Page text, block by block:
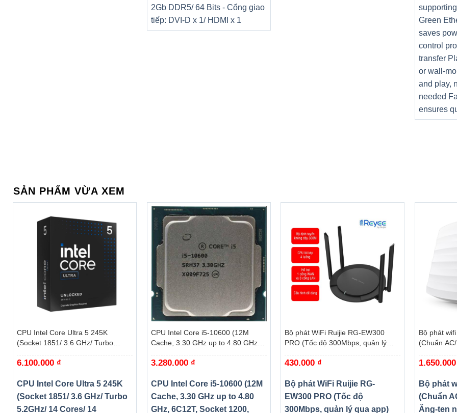
2Gb DDR5/ 64 Bits - Cổng giao
tiếp: DVI-D x 1/ HDMI x 1
Green
saves
control
transfer
or wall-
and play,
needed
ensures
SẢN PHẨM VỪA XEM
CPU Intel Core Ultra 5 245K
(Socket 1851/ 3.6 GHz/ Turbo
Cache 24MB) – Box
6.100.000 ₫
CPU Intel Core Ultra 5 245K
(Socket 1851/ 3.6 GHz/ Turbo
5.2GHz/ 14 Cores/ 14
+
CPU Intel Core i5-10600 (12M
Cache, 3.30 GHz up to 4.80 GHz,
S) – Tray
3.280.000 ₫
CPU Intel Core i5-10600 (12M
Cache, 3.30 GHz up to 4.80
GHz, 6C12T, Socket 1200,
Bộ phát WiFi Ruijie RG-EW300
PRO (Tốc độ 300Mbps, quản lý
430.000 ₫
Bộ phát WiFi Ruijie RG-
EW300 PRO (Tốc độ
300Mbps, quản lý qua app)
Bộ phát
(Chuẩn
trần/tường)
1.650.000
Bộ phát
(Chuẩn
Ăng-ten